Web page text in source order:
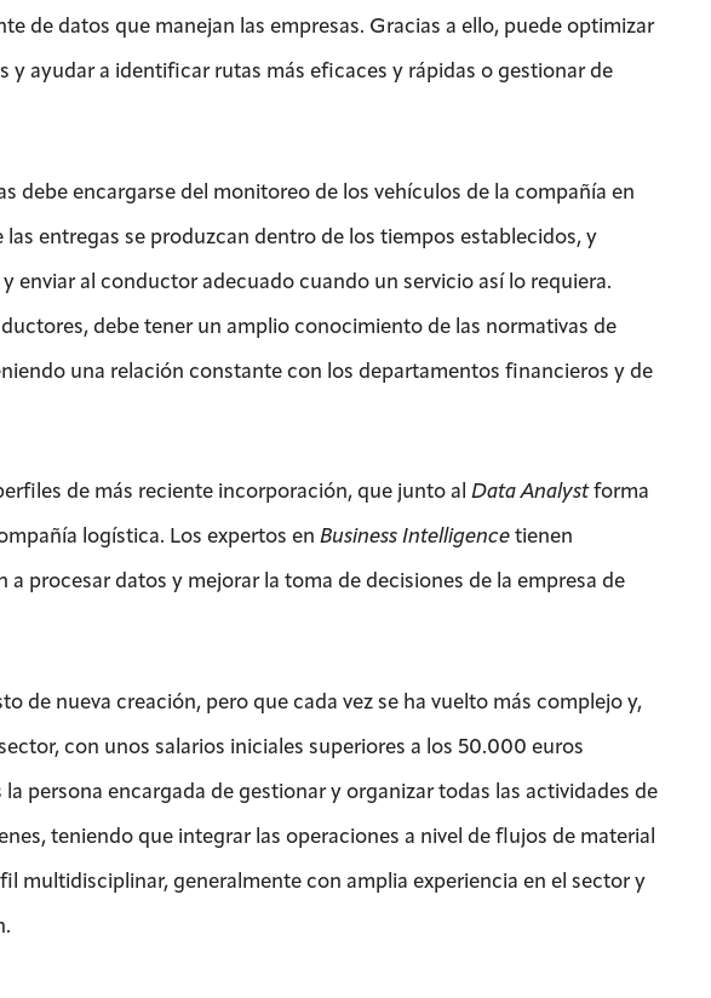
de datos que manejan las empresas. Gracias a ello, puede optimizar
ayudar a identificar rutas más eficaces y rápidas o gestionar de
debe encargarse del monitoreo de los vehículos de la compañía en
entregas se produzcan dentro de los tiempos establecidos, y
enviar al conductor adecuado cuando un servicio así lo requiera.
debe tener un amplio conocimiento de las normativas de
una relación constante con los departamentos financieros y de
de más reciente incorporación, que junto al Data Analystforma
logística. Los expertos en Business Intelligencetienen
procesar datos y mejorar la toma de decisiones de la empresa de
de nueva creación, pero que cada vez se ha vuelto más complejo y,
con unos salarios iniciales superiores a los 50.000 euros
persona encargada de gestionar y organizar todas las actividades de
teniendo que integrar las operaciones a nivel de flujos de material
multidisciplinar, generalmente con amplia experiencia en el sector y